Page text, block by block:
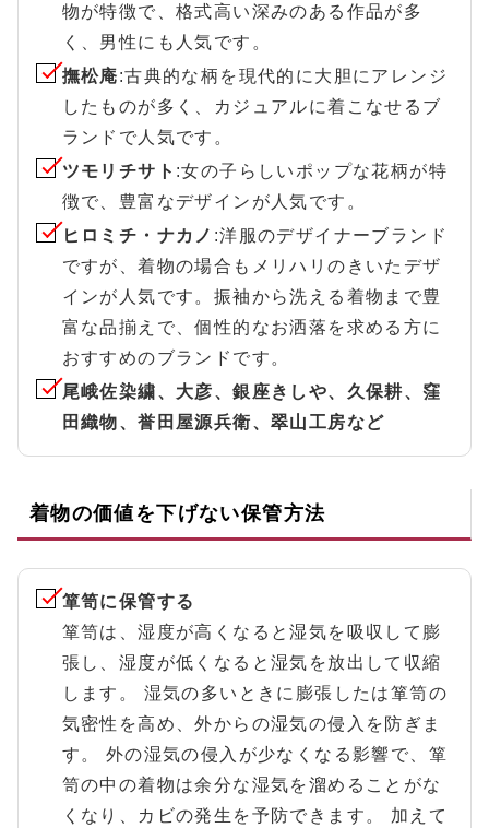
物が特徴で、格式高い深みのある作品が多
く、男性にも人気です。
撫松庵:古典的な柄を現代的に大胆にアレンジ
したものが多く、カジュアルに着こなせるブ
ランドで人気です。
ツモリチサト :女の子らしいポップな花柄が特
徴で、豊富なデザインが人気です。
ヒロミチ・ナカノ :洋服のデザイナーブランド
ですが、着物の場合もメリハリのきいたデザ
インが人気です。振袖から洗える着物まで豊
富な品揃えで、個性的なお洒落を求める方に
おすすめのブランドです。
尾峨佐染繍、大彦、銀座きしや、久保耕、窪
田織物、誉田屋源兵衛、翠山工房など
着物の価値を下げない保管方法
箪笥に保管する
箪笥は、湿度が高くなると湿気を吸収して膨
張し、湿度が低くなると湿気を放出して収縮
します。 湿気の多いときに膨張したは箪笥の
気密性を高め、外からの湿気の侵入を防ぎま
す。 外の湿気の侵入が少なくなる影響で、箪
笥の中の着物は余分な湿気を溜めることがな
くなり、カビの発生を予防できます。 加えて